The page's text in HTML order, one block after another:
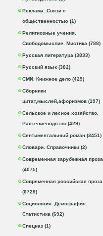
Реклама. Связи с
общественностью (1)
Религиозные учения.
Свободомыслие. Мистика (788)
Русская литература (3833)
Русский язык (382)
СМИ. Книжное дело (429)
Сборники
цитат,мыслей,афоризмов (197)
Сельское и лесное хозяйство.
Растениеводство (429)
Сентиментальный роман (3451)
Словари. Справочники (2)
Современная зарубежная проза
(4075)
Современная российская проза
(6729)
Социология. Демография.
Статистика (692)
Спецназ (1)